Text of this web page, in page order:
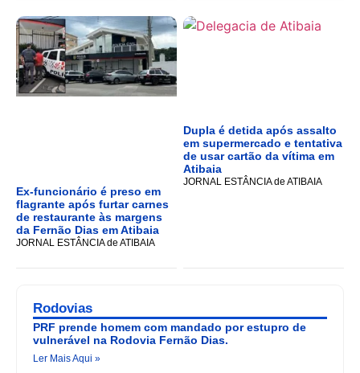
Ex-funcionário é preso em
flagrante após furtar carnes
de restaurante às margens
da Fernão Dias em Atibaia
JORNAL ESTÂNCIA de ATIBAIA
Dupla é detida após assalto
em supermercado e tentativa
de usar cartão da vítima em
Atibaia
JORNAL ESTÂNCIA de ATIBAIA
Rodovias
PRF prende homem com mandado por estupro de
vulnerável na Rodovia Fernão Dias.
Ler Mais Aqui »